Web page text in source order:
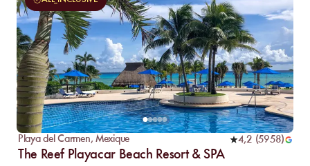
Playa del Carmen, Mexique 4,2 (5958)
The Reef Playacar Beach Resort & SPA